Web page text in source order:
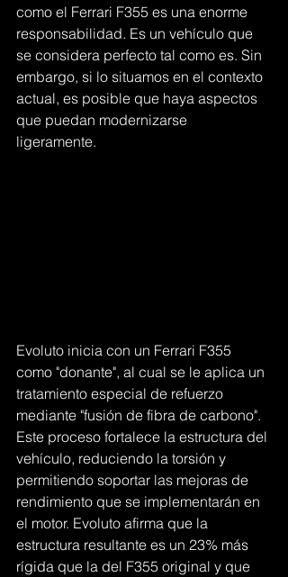
como el Ferrari F355 es una enorme
responsabilidad. Es un vehículo que
se considera perfecto tal como es. Sin
embargo, si lo situamos en el contexto
actual, es posible que haya aspectos
que puedan modernizarse
ligeramente.
Evoluto inicia con un Ferrari F355
como "donante", al cual se le aplica un
tratamiento especial de refuerzo
mediante "fusión de fibra de carbono".
Este proceso fortalece la estructura del
vehículo, reduciendo la torsión y
permitiendo soportar las mejoras de
rendimiento que se implementarán en
el motor. Evoluto afirma que la
estructura resultante es un 23% más
rígida que la del F355 original y que